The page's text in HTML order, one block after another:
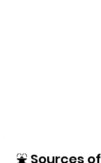
⛲ Sources of